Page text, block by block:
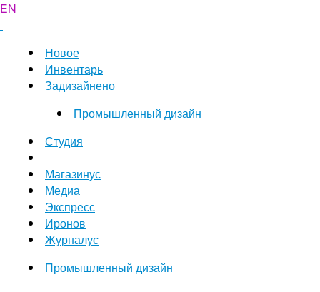
EN
Новое
Инвентарь
Задизайнено
Промышленный дизайн
Студия
Магазинус
Медиа
Экспресс
Иронов
Журналус
Промышленный дизайн